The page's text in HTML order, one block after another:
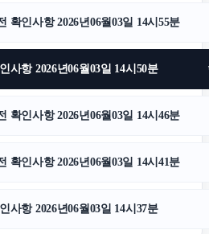
확인사항 2026년06월03일 14시55분
사항 2026년06월03일 14시50분
확인사항 2026년06월03일 14시46분
확인사항 2026년06월03일 14시41분
사항 2026년06월03일 14시37분